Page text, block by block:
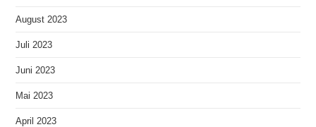
August 2023
Juli 2023
Juni 2023
Mai 2023
April 2023